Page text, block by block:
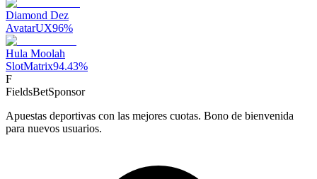
Diamond Dez
AvatarUX96%
Hula Moolah
SlotMatrix94.43%
F
FieldsBetSponsor
Apuestas deportivas con las mejores cuotas. Bono de bienvenida
para nuevos usuarios.